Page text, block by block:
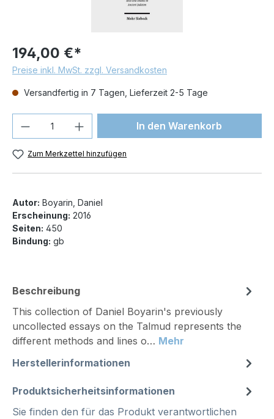
194,00 €*
Preise inkl. MwSt. zzgl. Versandkosten
Versandfertig in 7 Tagen, Lieferzeit 2-5 Tage
Produkt Anzahl: Gib denIn den Warenkorb
Zum Merkzettel hinzufügen
Autor: Boyarin, Daniel
Erscheinung: 2016
Seiten: 450
Bindung: gb
Beschreibung
This collection of Daniel Boyarin's previously
uncollected essays on the Talmud represents the
different methods and lines o… Mehr
Herstellerinformationen
Produktsicherheitsinformationen
Sie finden den für das Produkt verantwortlichen